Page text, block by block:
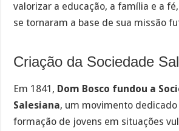
valorizar a educação, a família e a
se tornaram a base de sua missão
Criação da Sociedade
Em 1841, Dom Bosco fundou a
Salesiana, um movimento dedicado
formação de jovens em situações